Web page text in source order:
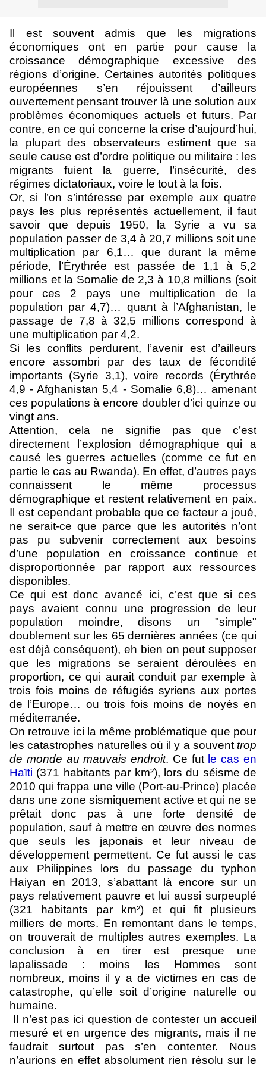
Il est souvent admis que les migrations
économiques ont en partie pour cause la
croissance démographique excessive des
régions d’origine. Certaines autorités politiques
européennes s’en réjouissent d’ailleurs
ouvertement pensant trouver là une solution aux
problèmes économiques actuels et futurs. Par
contre, en ce qui concerne la crise d’aujourd’hui,
la plupart des observateurs estiment que sa
seule cause est d’ordre politique ou militaire : les
migrants fuient la guerre, l’insécurité, des
régimes dictatoriaux, voire le tout à la fois.
Or, si l’on s’intéresse par exemple aux quatre
pays les plus représentés actuellement, il faut
savoir que depuis 1950, la Syrie a vu sa
population passer de 3,4 à 20,7 millions soit une
multiplication par 6,1… que durant la même
période, l’Érythrée est passée de 1,1 à 5,2
millions et la Somalie de 2,3 à 10,8 millions (soit
pour ces 2 pays une multiplication de la
population par 4,7)… quant à l’Afghanistan, le
passage de 7,8 à 32,5 millions correspond à
une multiplication par 4,2.
Si les conflits perdurent, l’avenir est d’ailleurs
encore assombri par des taux de fécondité
importants (Syrie 3,1), voire records (Érythrée
4,9 - Afghanistan 5,4 - Somalie 6,8)… amenant
ces populations à encore doubler d’ici quinze ou
vingt ans.
Attention, cela ne signifie pas que c’est
directement l’explosion démographique qui a
causé les guerres actuelles (comme ce fut en
partie le cas au Rwanda). En effet, d’autres pays
connaissent le même processus
démographique et restent relativement en paix.
Il est cependant probable que ce facteur a joué,
ne serait-ce que parce que les autorités n’ont
pas pu subvenir correctement aux besoins
d’une population en croissance continue et
disproportionnée par rapport aux ressources
disponibles.
Ce qui est donc avancé ici, c’est que si ces
pays avaient connu une progression de leur
population moindre, disons un "simple"
doublement sur les 65 dernières années (ce qui
est déjà conséquent), eh bien on peut supposer
que les migrations se seraient déroulées en
proportion, ce qui aurait conduit par exemple à
trois fois moins de réfugiés syriens aux portes
de l’Europe… ou trois fois moins de noyés en
méditerranée.
On retrouve ici la même problématique que pour
les catastrophes naturelles où il y a souvent trop
de monde au mauvais endroit. Ce fut le cas en
Haïti (371 habitants par km²), lors du séisme de
2010 qui frappa une ville (Port-au-Prince) placée
dans une zone sismiquement active et qui ne se
prêtait donc pas à une forte densité de
population, sauf à mettre en œuvre des normes
que seuls les japonais et leur niveau de
développement permettent. Ce fut aussi le cas
aux Philippines lors du passage du typhon
Haiyan en 2013, s’abattant là encore sur un
pays relativement pauvre et lui aussi surpeuplé
(321 habitants par km²) et qui fit plusieurs
milliers de morts. En remontant dans le temps,
on trouverait de multiples autres exemples. La
conclusion à en tirer est presque une
lapalissade : moins les Hommes sont
nombreux, moins il y a de victimes en cas de
catastrophe, qu’elle soit d’origine naturelle ou
humaine.
Il n’est pas ici question de contester un accueil
mesuré et en urgence des migrants, mais il ne
faudrait surtout pas s’en contenter. Nous
n’aurions en effet absolument rien résolu sur le